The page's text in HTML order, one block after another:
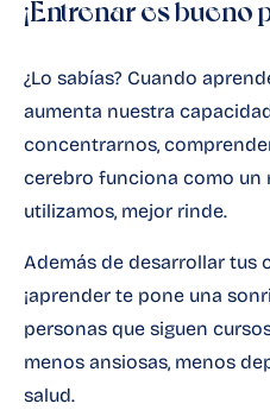
¡Entrenar es bueno
¿Lo sabías? Cuando
aumenta nuestra
concentrarnos,
cerebro funciona como un
utilizamos, mejor rinde.
Además de desarrollar tus
¡aprender te pone una
personas que siguen
menos ansiosas, menos
salud.